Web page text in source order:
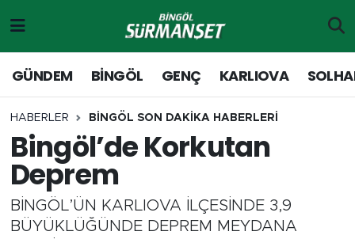
GÜNDEM BİNGÖL GENÇ KARLIOVA
HABERLER BİNGÖL SON DAKİKA HABERLERİ
Bingöl’de Korkutan
Deprem
BİNGÖL’ÜN KARLIOVA İLÇESİNDE 3,9
BÜYÜKLÜĞÜNDE DEPREM MEYDANA
Genç
Solhan
Karlıova
Adaklı-Kiğı
Merkez Hava Durumu
Merkez Trafik Yoğunluk Haritası
Süper Lig Puan Durumu ve Fikstür
Tüm Manşetler